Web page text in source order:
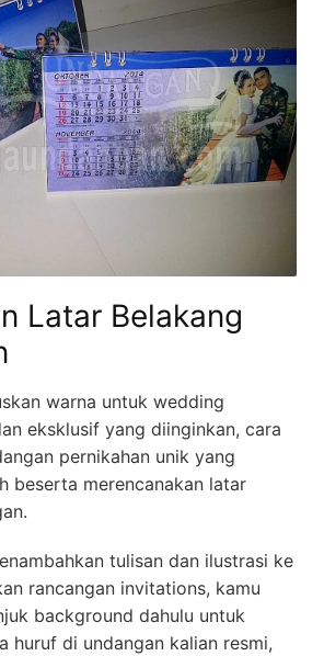
Latar Belakang
warna untuk wedding
eksklusif yang diinginkan, cara
pernikahan unik yang
beserta merencanakan latar
tulisan dan ilustrasi ke
rancangan invitations, kamu
background dahulu untuk
huruf di undangan kalian resmi,